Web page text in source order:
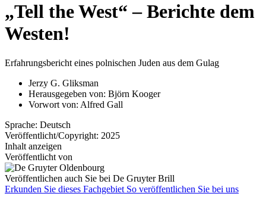
„Tell the West“ – Berichte dem
Westen!
Erfahrungsbericht eines polnischen Juden aus dem Gulag
Jerzy G. Gliksman
Herausgegeben von: Björn Kooger
Vorwort von: Alfred Gall
Sprache: Deutsch
Veröffentlicht/Copyright: 2025
Inhalt anzeigen
Veröffentlicht von
Veröffentlichen auch Sie bei De Gruyter Brill
Erkunden Sie dieses Fachgebiet So veröffentlichen Sie bei uns